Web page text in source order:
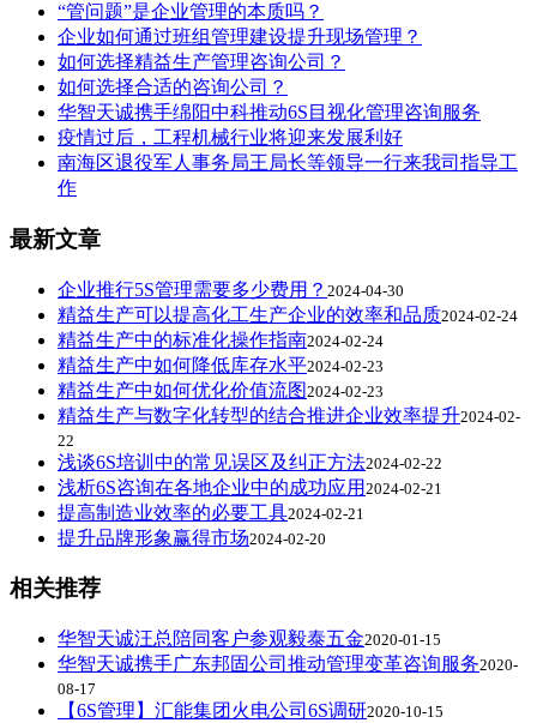
“管问题”是企业管理的本质吗？
企业如何通过班组管理建设提升现场管理？
如何选择精益生产管理咨询公司？
如何选择合适的咨询公司？
华智天诚携手绵阳中科推动6S目视化管理咨询服务
疫情过后，工程机械行业将迎来发展利好
南海区退役军人事务局王局长等领导一行来我司指导工
作
最新文章
企业推行5S管理需要多少费用？ 2024-04-30
精益生产可以提高化工生产企业的效率和品质2024-02-24
精益生产中的标准化操作指南2024-02-24
精益生产中如何降低库存水平2024-02-23
精益生产中如何优化价值流图2024-02-23
精益生产与数字化转型的结合推进企业效率提升2024-02-
22
浅谈6S培训中的常见误区及纠正方法2024-02-22
浅析6S咨询在各地企业中的成功应用 2024-02-21
提高制造业效率的必要工具2024-02-21
提升品牌形象赢得市场2024-02-20
相关推荐
华智天诚汪总陪同客户参观毅泰五金2020-01-15
华智天诚携手广东邦固公司推动管理变革咨询服务2020-
08-17
【6S管理】汇能集团火电公司6S调研2020-10-15